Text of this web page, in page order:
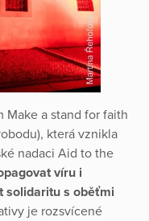
Make a stand for faith
která vznikla
nadaci Aid to the
víru i
solidaritu s oběťmi
je rozsvícené